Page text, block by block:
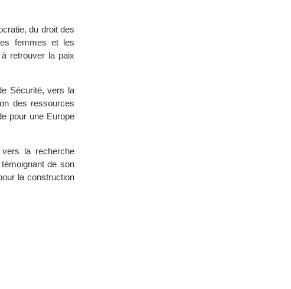
du droit des
femmes et les
retrouver la paix
Sécurité, vers la
des ressources
pour une Europe
vers la recherche
de son
la construction